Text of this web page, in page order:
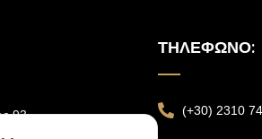
93
ΤΗΛΈΦΩΝΟ:
(+30) 2310